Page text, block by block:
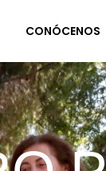
CONÓCENOS